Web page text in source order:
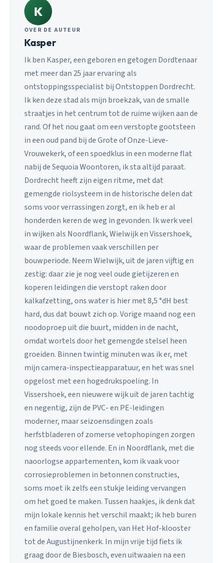
K
OVER DE AUTEUR
Kasper
Ik ben Kasper, een geboren en getogen Dordtenaar
met meer dan 25 jaar ervaring als
ontstoppingsspecialist bij Ontstoppen Dordrecht.
Ik ken deze stad als mijn broekzak, van de smalle
straatjes in het centrum tot de ruime wijken aan de
rand. Of het nou gaat om een verstopte gootsteen
in een oud pand bij de Grote of Onze-Lieve-
Vrouwekerk, of een spoedklus in een moderne flat
nabij de Sequoia Woontoren, ik sta altijd paraat.
Dordrecht heeft zijn eigen ritme, met dat
gemengde riolsysteem in de historische delen dat
soms voor verrassingen zorgt, en ik heb er al
honderden keren de weg in gevonden. Ik werk veel
in wijken als Noordflank, Wielwijk en Vissershoek,
waar de problemen vaak verschillen per
bouwperiode. Neem Wielwijk, uit de jaren vijftig en
zestig: daar zie je nog veel oude gietijzeren en
koperen leidingen die verstopt raken door
kalkafzetting, ons water is hier met 8,5 °dH best
hard, dus dat bouwt zich op. Vorige maand nog een
noodoproep uit die buurt, midden in de nacht,
omdat wortels door het gemengde stelsel heen
groeiden. Binnen twintig minuten was ik er, met
mijn camera-inspectieapparatuur, en het was snel
opgelost met een hogedrukspoeling. In
Vissershoek, een nieuwere wijk uit de jaren tachtig
en negentig, zijn de PVC- en PE-leidingen
moderner, maar seizoensdingen zoals
herfstbladeren of zomerse vetophopingen zorgen
nog steeds voor ellende. En in Noordflank, met die
naoorlogse appartementen, kom ik vaak voor
corrosieproblemen in betonnen constructies,
soms moet ik zelfs een stukje leiding vervangen
om het goed te maken. Tussen haakjes, ik denk dat
mijn lokale kennis het verschil maakt; ik heb buren
en familie overal geholpen, van Het Hof-klooster
tot de Augustijnenkerk. In mijn vrije tijd fiets ik
graag door de Biesbosch, even uitwaaien na een